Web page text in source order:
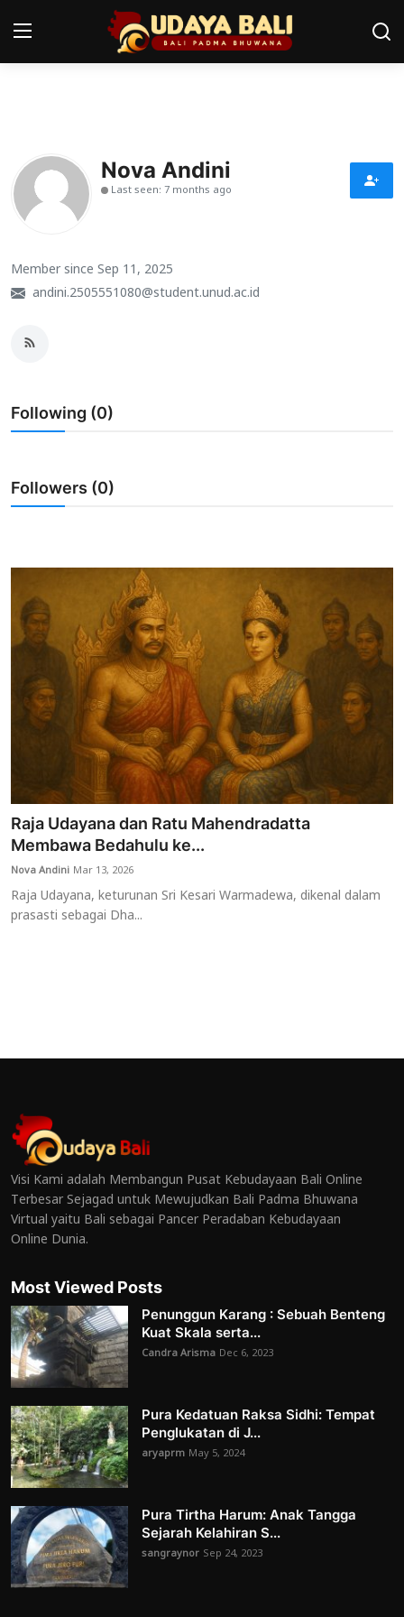
Pura
Desa Adat
Kearifan lokal
Seni
Usadha
Indonesia
Nova Andini
Last seen: 7 months ago
Member since Sep 11, 2025
andini.2505551080@student.unud.ac.id
Following (0)
Followers (0)
Raja Udayana dan Ratu Mahendradatta
Membawa Bedahulu ke...
Nova Andini Mar 13, 2026
Raja Udayana, keturunan Sri Kesari Warmadewa, dikenal dalam
prasasti sebagai Dha...
Visi Kami adalah Membangun Pusat Kebudayaan Bali Online
Terbesar Sejagad untuk Mewujudkan Bali Padma Bhuwana
Virtual yaitu Bali sebagai Pancer Peradaban Kebudayaan
Online Dunia.
Most Viewed Posts
Penunggun Karang : Sebuah Benteng
Kuat Skala serta...
Candra Arisma Dec 6, 2023
Pura Kedatuan Raksa Sidhi: Tempat
Penglukatan di J...
aryaprm May 5, 2024
Pura Tirtha Harum: Anak Tangga
Sejarah Kelahiran S...
sangraynor Sep 24, 2023